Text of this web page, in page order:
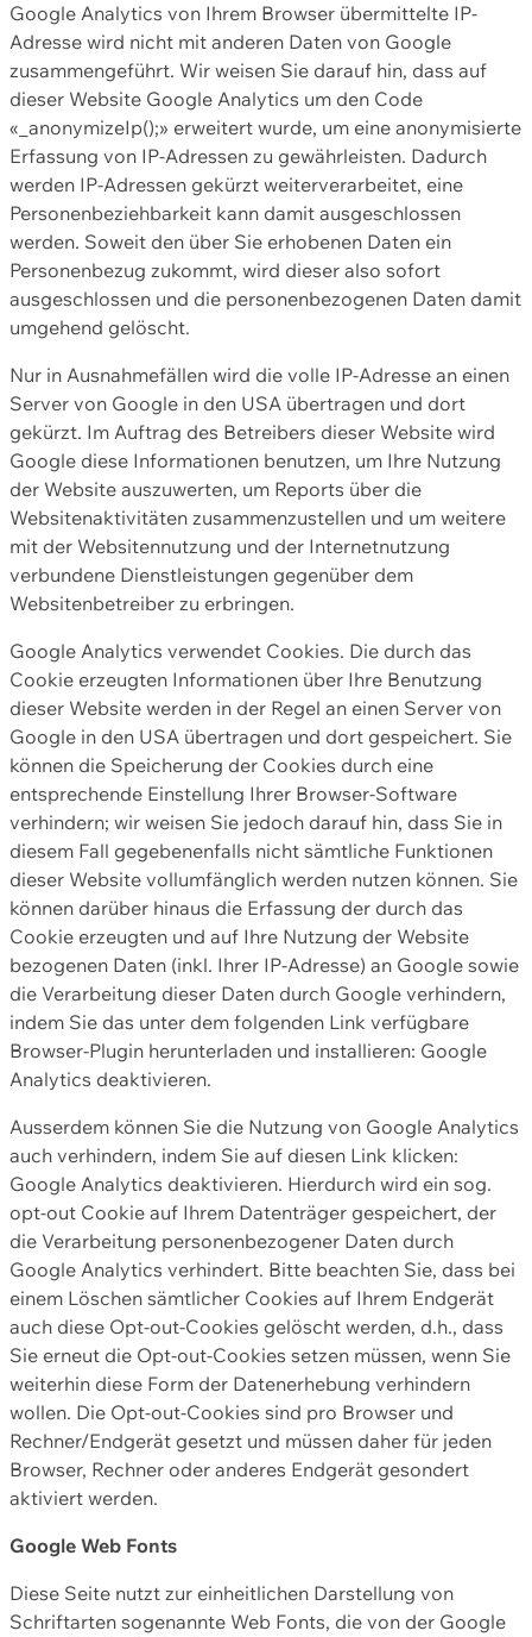
Google Analytics von Ihrem Browser übermittelte IP-
Adresse wird nicht mit anderen Daten von Google
zusammengeführt. Wir weisen Sie darauf hin, dass auf
dieser Website Google Analytics um den Code
«_anonymizeIp();» erweitert wurde, um eine anonymisierte
Erfassung von IP-Adressen zu gewährleisten. Dadurch
werden IP-Adressen gekürzt weiterverarbeitet, eine
Personenbeziehbarkeit kann damit ausgeschlossen
werden. Soweit den über Sie erhobenen Daten ein
Personenbezug zukommt, wird dieser also sofort
ausgeschlossen und die personenbezogenen Daten damit
umgehend gelöscht.
Nur in Ausnahmefällen wird die volle IP-Adresse an einen
Server von Google in den USA übertragen und dort
gekürzt. Im Auftrag des Betreibers dieser Website wird
Google diese Informationen benutzen, um Ihre Nutzung
der Website auszuwerten, um Reports über die
Websitenaktivitäten zusammenzustellen und um weitere
mit der Websitennutzung und der Internetnutzung
verbundene Dienstleistungen gegenüber dem
Websitenbetreiber zu erbringen.
Google Analytics verwendet Cookies. Die durch das
Cookie erzeugten Informationen über Ihre Benutzung
dieser Website werden in der Regel an einen Server von
Google in den USA übertragen und dort gespeichert. Sie
können die Speicherung der Cookies durch eine
entsprechende Einstellung Ihrer Browser-Software
verhindern; wir weisen Sie jedoch darauf hin, dass Sie in
diesem Fall gegebenenfalls nicht sämtliche Funktionen
dieser Website vollumfänglich werden nutzen können. Sie
können darüber hinaus die Erfassung der durch das
Cookie erzeugten und auf Ihre Nutzung der Website
bezogenen Daten (inkl. Ihrer IP-Adresse) an Google sowie
die Verarbeitung dieser Daten durch Google verhindern,
indem Sie das unter dem folgenden Link verfügbare
Browser-Plugin herunterladen und installieren: Google
Analytics deaktivieren.
Ausserdem können Sie die Nutzung von Google Analytics
auch verhindern, indem Sie auf diesen Link klicken:
Google Analytics deaktivieren. Hierdurch wird ein sog.
opt-out Cookie auf Ihrem Datenträger gespeichert, der
die Verarbeitung personenbezogener Daten durch
Google Analytics verhindert. Bitte beachten Sie, dass bei
einem Löschen sämtlicher Cookies auf Ihrem Endgerät
auch diese Opt-out-Cookies gelöscht werden, d.h., dass
Sie erneut die Opt-out-Cookies setzen müssen, wenn Sie
weiterhin diese Form der Datenerhebung verhindern
wollen. Die Opt-out-Cookies sind pro Browser und
Rechner/Endgerät gesetzt und müssen daher für jeden
Browser, Rechner oder anderes Endgerät gesondert
aktiviert werden.
Google Web Fonts
Diese Seite nutzt zur einheitlichen Darstellung von
Schriftarten sogenannte Web Fonts, die von der Google